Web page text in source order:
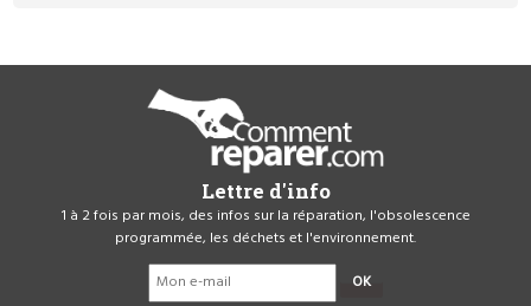
Lettre d'info
1 à 2 fois par mois, des infos sur la réparation, l'obsolescence
programmée, les déchets et l'environnement.
OK